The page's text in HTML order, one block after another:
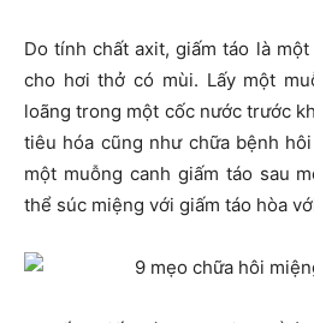
Do tính chất axit, giấm táo là
cho hơi thở có mùi. Lấy một
loãng trong một cốc nước trước
tiêu hóa cũng như chữa bệnh
một muỗng canh giấm táo sau
thể súc miệng với giấm táo hòa